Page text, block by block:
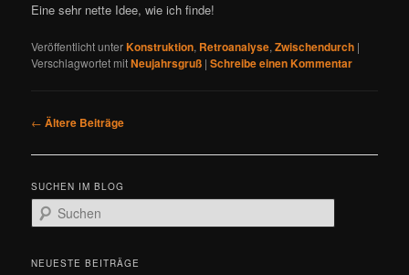
Eine sehr nette Idee, wie ich finde!
Veröffentlicht unterKonstruktion, Retroanalyse,Zwischendurch |
Verschlagwortet mitNeujahrsgruß |Schreibe einen Kommentar
B
i
r
← Ältere Beiträge
SUCHEN IM BLOG
u
h
NEUESTE BEITRÄGE